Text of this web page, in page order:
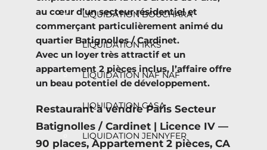
LIQUIDATION BOUCHARA
LIQUIDATION IKKS
LIQUIDATION NAF NAF
LIQUIDATION CASA
LIQUIDATION JENNYFER
au cœur d’un secteur résidentiel et
commerçant particulièrement animé du
quartier Batignolles / Cardinet.
Avec un loyer très attractif et un
appartement 2 pièces inclus, l’affaire offre
un beau potentiel de développement.
Restaurant à vendre Paris Secteur
Batignolles / Cardinet | Licence IV —
90 places, Appartement 2 pièces, CA